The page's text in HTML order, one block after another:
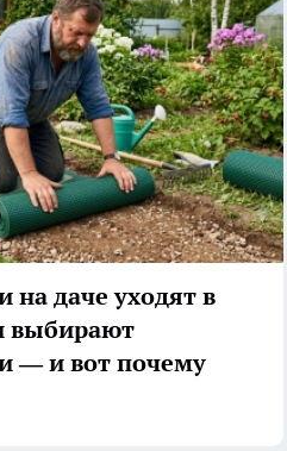
даче уходят в
выбирают
— и вот почему